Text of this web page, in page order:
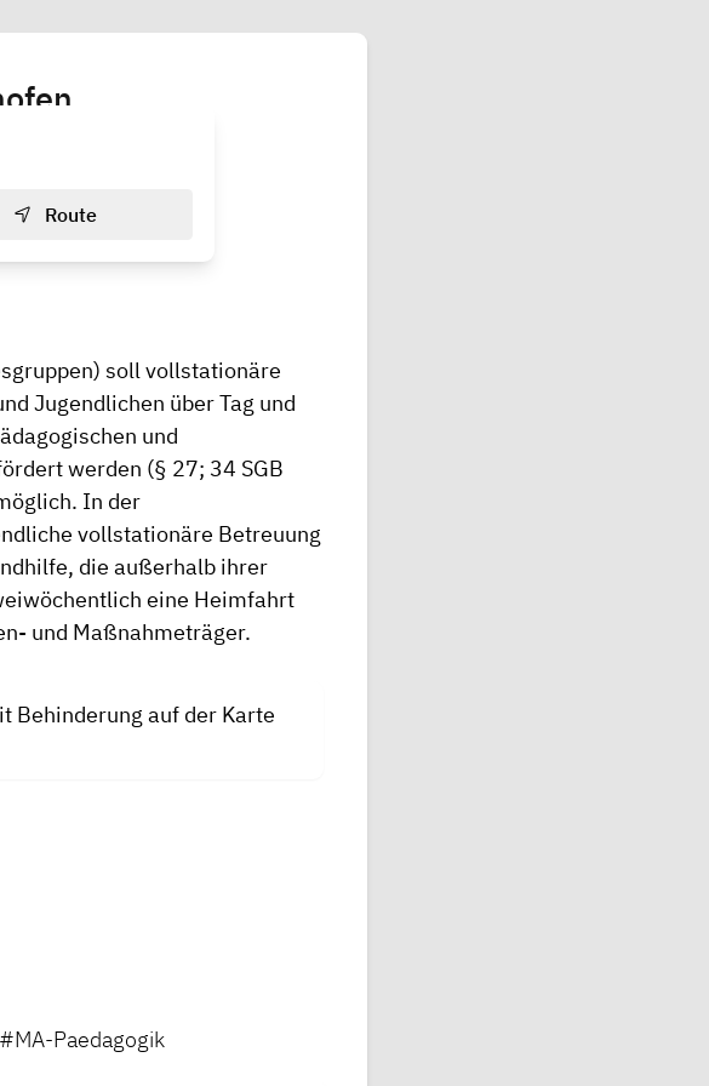
Route
soll vollstationäre
Jugendlichen über Tag und
und
werden (§ 27; 34 SGB
In der
vollstationäre Betreuung
die außerhalb ihrer
eine Heimfahrt
und Maßnahmeträger.
Behinderung auf der Karte
Paedagogik